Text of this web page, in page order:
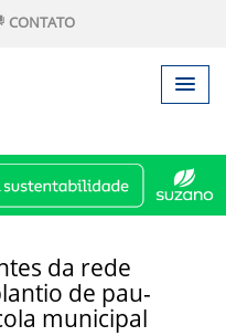
CONTATO
da rede
de pau-
municipal